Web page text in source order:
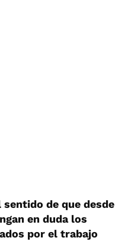
de que desde
en duda los
por el trabajo